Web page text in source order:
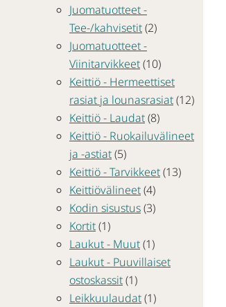
Juomatuotteet -
Tee-/kahvisetit(2)
Juomatuotteet -
Viinitarvikkeet(10)
Keittiö - Hermeettiset
rasiat ja lounasrasiat(12)
Keittiö - Laudat(8)
Keittiö - Ruokailuvälineet
ja -astiat(5)
Keittiö - Tarvikkeet(13)
Keittiövälineet(4)
Kodin sisustus(3)
Kortit(1)
Laukut - Muut(1)
Laukut - Puuvillaiset
ostoskassit(1)
Leikkuulaudat(1)